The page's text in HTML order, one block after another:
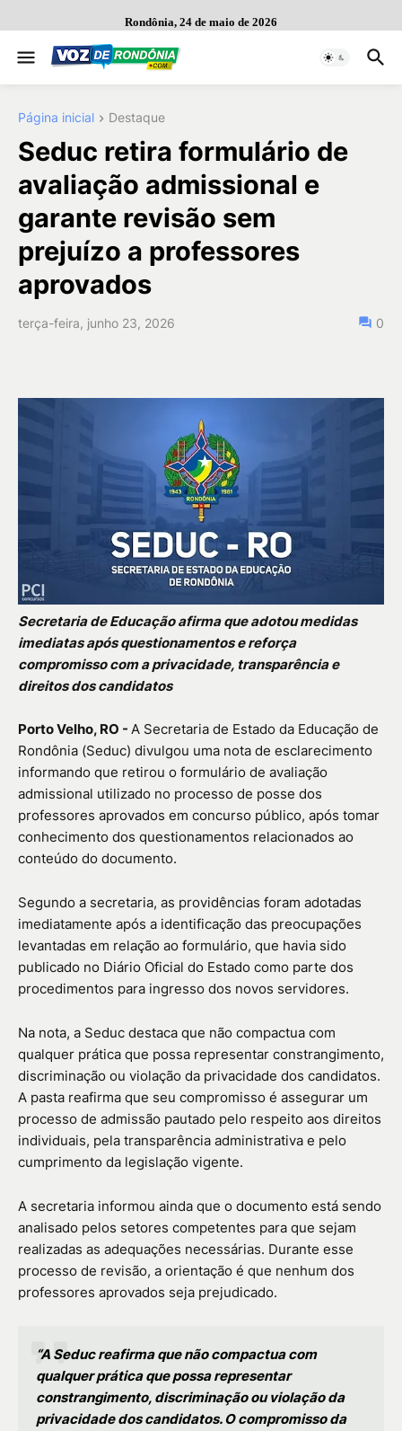
Rondônia, 24 de maio de 2026
Página inicial Destaque
Seduc retira formulário de
avaliação admissional e
garante revisão sem
prejuízo a professores
aprovados
terça-feira, junho 23, 2026 0
Secretaria de Educação afirma que adotou medidas
imediatas após questionamentos e reforça
compromisso com a privacidade, transparência e
direitos dos candidatos
Porto Velho, RO - A Secretaria de Estado da Educação de
Rondônia (Seduc) divulgou uma nota de esclarecimento
informando que retirou o formulário de avaliação
admissional utilizado no processo de posse dos
professores aprovados em concurso público, após tomar
conhecimento dos questionamentos relacionados ao
conteúdo do documento.
Segundo a secretaria, as providências foram adotadas
imediatamente após a identificação das preocupações
levantadas em relação ao formulário, que havia sido
publicado no Diário Oficial do Estado como parte dos
procedimentos para ingresso dos novos servidores.
Na nota, a Seduc destaca que não compactua com
qualquer prática que possa representar constrangimento,
discriminação ou violação da privacidade dos candidatos.
A pasta reafirma que seu compromisso é assegurar um
processo de admissão pautado pelo respeito aos direitos
individuais, pela transparência administrativa e pelo
cumprimento da legislação vigente.
A secretaria informou ainda que o documento está sendo
analisado pelos setores competentes para que sejam
realizadas as adequações necessárias. Durante esse
processo de revisão, a orientação é que nenhum dos
professores aprovados seja prejudicado.
“A Seduc reafirma que não compactua com
qualquer prática que possa representar
constrangimento, discriminação ou violação da
privacidade dos candidatos. O compromisso da